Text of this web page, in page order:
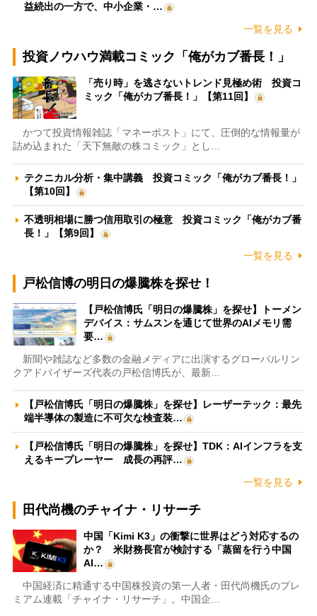
益続出の一方で、中小企業・…
一覧を見る
投資ノウハウ満載コミック「俺がカブ番長！」
「売り時」を逃さないトレンド見極め術 投資コ
ミック「俺がカブ番長！」【第11回】
かつて投資情報雑誌「マネーポスト」にて、圧倒的な情報量が
詰め込まれた「天下無敵の株コミック」とし…
テクニカル分析・集中講義 投資コミック「俺がカブ番長！」
【第10回】
不透明相場に勝つ信用取引の極意 投資コミック「俺がカブ番
長！」【第9回】
一覧を見る
戸松信博の明日の爆騰株を探せ！
【戸松信博氏「明日の爆騰株」を探せ】トーメン
デバイス：サムスンを通じて世界のAIメモリ需
要…
新聞や雑誌など多数の金融メディアに出演するグローバルリン
クアドバイザーズ代表の戸松信博氏が、最新…
【戸松信博氏「明日の爆騰株」を探せ】レーザーテック：最先
端半導体の製造に不可欠な検査装…
【戸松信博氏「明日の爆騰株」を探せ】TDK：AIインフラを支
えるキープレーヤー 成長の再評…
一覧を見る
田代尚機のチャイナ・リサーチ
中国「Kimi K3」の衝撃に世界はどう対応するの
か？ 米財務長官が検討する「蒸留を行う中国
AI…
中国経済に精通する中国株投資の第一人者・田代尚機氏のプレ
ミアム連載「チャイナ・リサーチ」。中国企…